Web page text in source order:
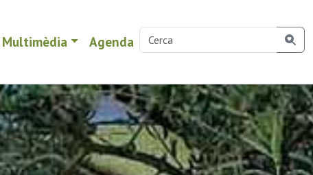
Multimèdia Agenda